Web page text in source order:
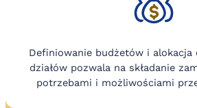
Definiowanie budżetów i alokacja
działów pozwala na składanie
potrzebami i możliwościami